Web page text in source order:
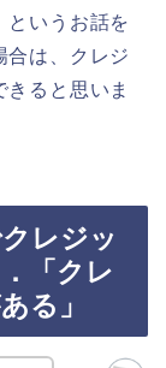
というお話を
合は、クレジ
ると思いま
レジッ
「クレ
る」